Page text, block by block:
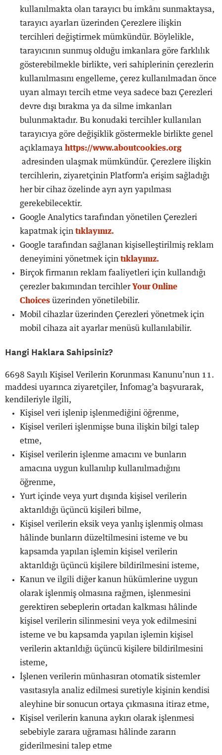
kullanılmakta olan tarayıcı bu imkânı sunmaktaysa,
tarayıcı ayarları üzerinden Çerezlere ilişkin
tercihleri değiştirmek mümkündür. Böylelikle,
tarayıcının sunmuş olduğu imkanlara göre farklılık
gösterebilmekle birlikte, veri sahiplerinin çerezlerin
kullanılmasını engelleme, çerez kullanılmadan önce
uyarı almayı tercih etme veya sadece bazı Çerezleri
devre dışı bırakma ya da silme imkanları
bulunmaktadır. Bu konudaki tercihler kullanılan
tarayıcıya göre değişiklik göstermekle birlikte genel
açıklamaya https://www.aboutcookies.org
adresinden ulaşmak mümkündür. Çerezlere ilişkin
tercihlerin, ziyaretçinin Platform’a erişim sağladığı
her bir cihaz özelinde ayrı ayrı yapılması
gerekebilecektir.
Google Analytics tarafından yönetilen Çerezleri
kapatmak için tıklayınız.
Google tarafından sağlanan kişiselleştirilmiş reklam
deneyimini yönetmek için tıklayınız.
Birçok firmanın reklam faaliyetleri için kullandığı
çerezler bakımından tercihler Your Online
Choices üzerinden yönetilebilir.
Mobil cihazlar üzerinden Çerezleri yönetmek için
mobil cihaza ait ayarlar menüsü kullanılabilir.
Hangi Haklara Sahipsiniz?
6698 Sayılı Kişisel Verilerin Korunması Kanunu’nun 11.
maddesi uyarınca ziyaretçiler, İnfomag’a başvurarak,
kendileriyle ilgili,
Kişisel veri işlenip işlenmediğini öğrenme,
Kişisel verileri işlenmişse buna ilişkin bilgi talep
etme,
Kişisel verilerin işlenme amacını ve bunların
amacına uygun kullanılıp kullanılmadığını
öğrenme,
Yurt içinde veya yurt dışında kişisel verilerin
aktarıldığı üçüncü kişileri bilme,
Kişisel verilerin eksik veya yanlış işlenmiş olması
hâlinde bunların düzeltilmesini isteme ve bu
kapsamda yapılan işlemin kişisel verilerin
aktarıldığı üçüncü kişilere bildirilmesini isteme,
Kanun ve ilgili diğer kanun hükümlerine uygun
olarak işlenmiş olmasına rağmen, işlenmesini
gerektiren sebeplerin ortadan kalkması hâlinde
kişisel verilerin silinmesini veya yok edilmesini
isteme ve bu kapsamda yapılan işlemin kişisel
verilerin aktarıldığı üçüncü kişilere bildirilmesini
isteme,
İşlenen verilerin münhasıran otomatik sistemler
vasıtasıyla analiz edilmesi suretiyle kişinin kendisi
aleyhine bir sonucun ortaya çıkmasına itiraz etme,
Kişisel verilerin kanuna aykırı olarak işlenmesi
sebebiyle zarara uğraması hâlinde zararın
giderilmesini talep etme